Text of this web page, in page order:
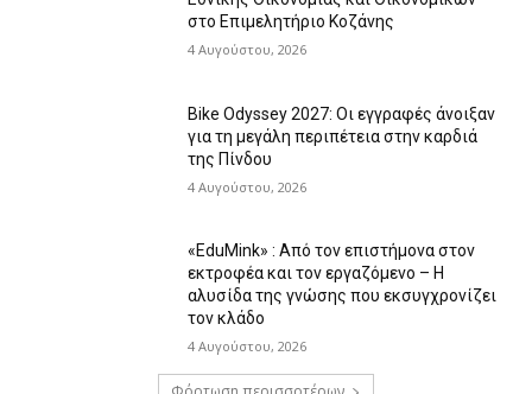
στο Επιμελητήριο Κοζάνης
4 Αυγούστου, 2026
Bike Odyssey 2027: Οι εγγραφές άνοιξαν
για τη μεγάλη περιπέτεια στην καρδιά
της Πίνδου
4 Αυγούστου, 2026
«EduMink» : Από τον επιστήμονα στον
εκτροφέα και τον εργαζόμενο – Η
αλυσίδα της γνώσης που εκσυγχρονίζει
τον κλάδο
4 Αυγούστου, 2026